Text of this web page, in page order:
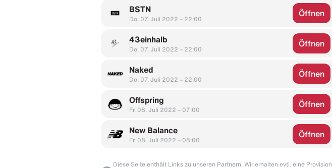
BSTN
Do. 07. Juli 2022 – 22:00
Öffnen
43einhalb
Do. 07. Juli 2022 – 22:00
Öffnen
Naked
Do. 07. Juli 2022 – 22:00
Öffnen
Offspring
Fr. 08. Juli 2022 – 07:00
Öffnen
New Balance
Fr. 08. Juli 2022 – 08:00
Öffnen
Diese Seite enthält Links zu unseren Partnern. Wir erhalten evtl. eine Provision,